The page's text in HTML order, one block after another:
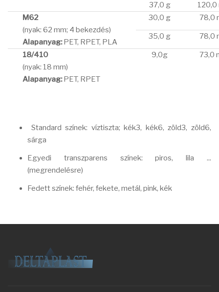
37,0 g
120,0
M62
(nyak: 62 mm; 4 bekezdés)
Alapanyag:PET, RPET, PLA
30,0 g 78,0
35,0 g 78,0
18/410
(nyak: 18 mm)
Alapanyag:PET, RPET
9,0g 73,0
Standard színek: víztiszta; kék3, kék6, zöld3, zöld6,
sárga
Egyedi transzparens színek: piros, lila ...
(megrendelésre)
Fedett színek: fehér, fekete, metál, pink, kék